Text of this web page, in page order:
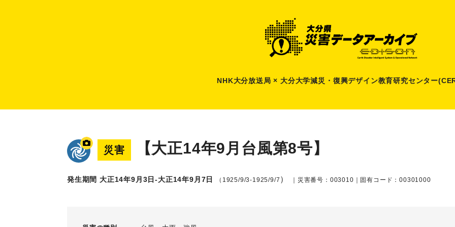
NHK大分放送局 × 大分大学減災 ・ 復興デザイン教育研究センター
災害 【大正14年9月台風第8号】
発生期間 大正14年9月3日-大正14年9月7日 （1925/9/3-1925/9/7 ） ｜災害番号：003010｜固有コード：00301000